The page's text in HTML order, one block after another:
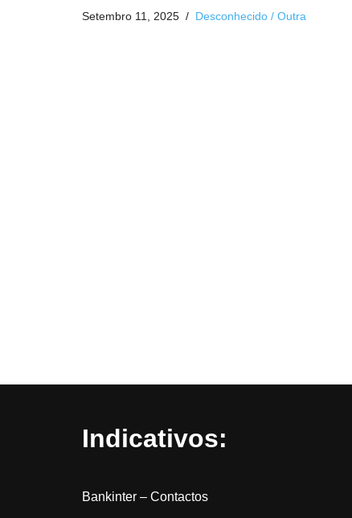
Setembro 11, 2025 Desconhecido / Outra
Indicativos:
Bankinter – Contactos